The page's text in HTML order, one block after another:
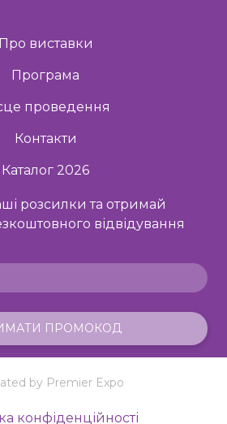
Про виставки
Програма
проведення
Контакти
Каталог 2026
розсилки та отримай
відвідування
ПРОМОКОД
by Premier Expo
конфіденційності